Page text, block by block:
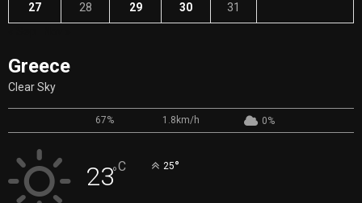
27 28 29 30
31
Greece
Clear Sky
67% 1.8km/h 0%
23°C 25°